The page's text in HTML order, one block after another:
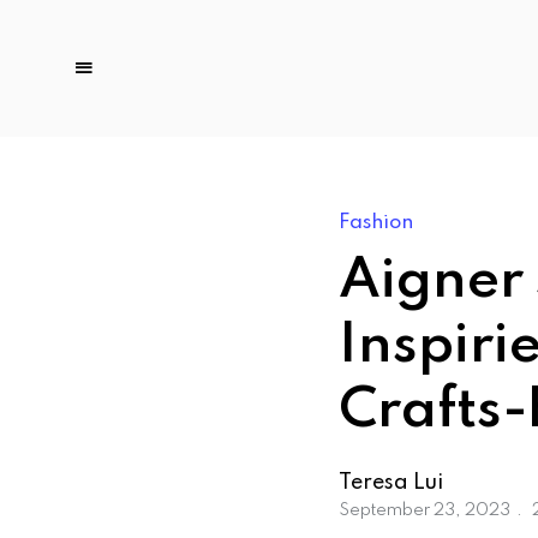
Fashion
Aigner
Teresa Lui
September 23, 2023